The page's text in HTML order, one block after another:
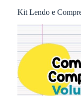
Kit Lendo e